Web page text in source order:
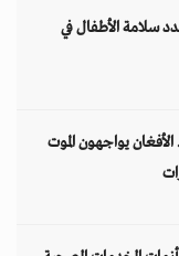
سلامة الأطفال في
يواجهون الموت